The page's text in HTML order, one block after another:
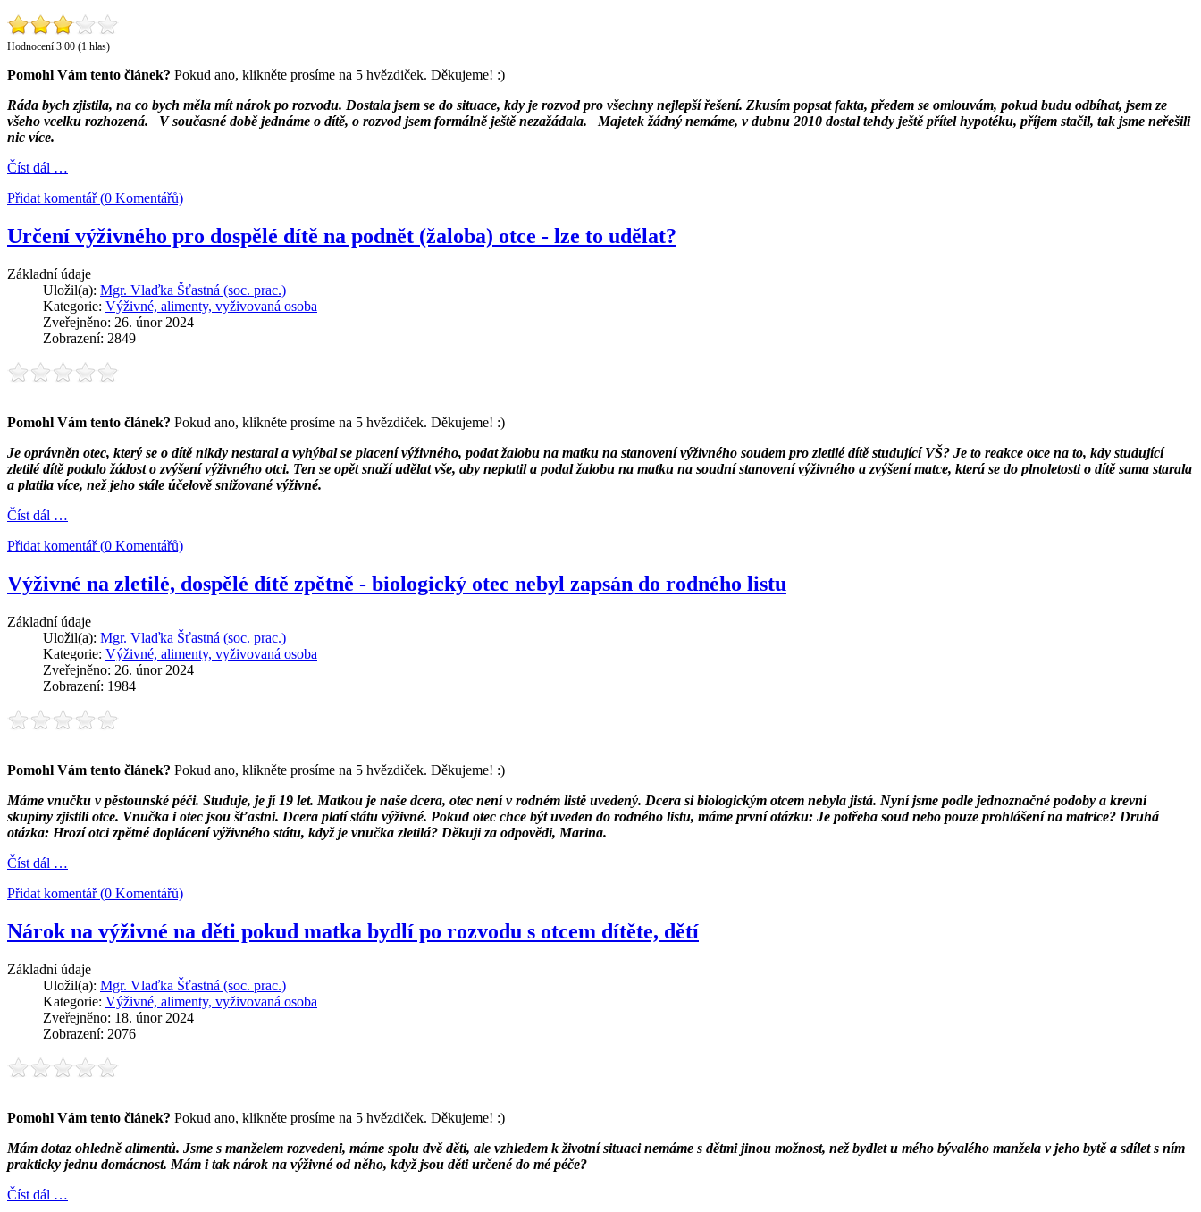
Hodnocení 3.00 (1 hlas)
Pomohl Vám tento článek? Pokud ano, klikněte prosíme na 5 hvězdiček. Děkujeme! :)
Ráda bych zjistila, na co bych měla mít nárok po rozvodu. Dostala jsem se do situace, kdy je rozvod pro všechny nejlepší řešení. Zkusím popsat fakta, předem se omlouvám, pokud budu odbíhat, jsem ze
všeho vcelku rozhozená. V současné době jednáme o dítě, o rozvod jsem formálně ještě nezažádala. Majetek žádný nemáme, v dubnu 2010 dostal tehdy ještě přítel hypotéku, příjem stačil, tak jsme neřešili
nic více.
Číst dál …
Přidat komentář (0 Komentářů)
Určení výživného pro dospělé dítě na podnět (žaloba) otce - lze to udělat?
Základní údaje
Uložil(a): Mgr. Vlaďka Šťastná (soc. prac.)
Kategorie: Výživné, alimenty, vyživovaná osoba
Zveřejněno: 26. únor 2024
Zobrazení: 2849
Pomohl Vám tento článek? Pokud ano, klikněte prosíme na 5 hvězdiček. Děkujeme! :)
Je oprávněn otec, který se o dítě nikdy nestaral a vyhýbal se placení výživného, podat žalobu na matku na stanovení výživného soudem pro zletilé dítě studující VŠ? Je to reakce otce na to, kdy studující
zletilé dítě podalo žádost o zvýšení výživného otci. Ten se opět snaží udělat vše, aby neplatil a podal žalobu na matku na soudní stanovení výživného a zvýšení matce, která se do plnoletosti o dítě sama starala
a platila více, než jeho stále účelově snižované výživné.
Číst dál …
Přidat komentář (0 Komentářů)
Výživné na zletilé, dospělé dítě zpětně - biologický otec nebyl zapsán do rodného listu
Základní údaje
Uložil(a): Mgr. Vlaďka Šťastná (soc. prac.)
Kategorie: Výživné, alimenty, vyživovaná osoba
Zveřejněno: 26. únor 2024
Zobrazení: 1984
Pomohl Vám tento článek? Pokud ano, klikněte prosíme na 5 hvězdiček. Děkujeme! :)
Máme vnučku v pěstounské péči. Studuje, je jí 19 let. Matkou je naše dcera, otec není v rodném listě uvedený. Dcera si biologickým otcem nebyla jistá. Nyní jsme podle jednoznačné podoby a krevní
skupiny zjistili otce. Vnučka i otec jsou šťastni. Dcera platí státu výživné. Pokud otec chce být uveden do rodného listu, máme první otázku: Je potřeba soud nebo pouze prohlášení na matrice? Druhá
otázka: Hrozí otci zpětné doplácení výživného státu, když je vnučka zletilá? Děkuji za odpovědi, Marina.
Číst dál …
Přidat komentář (0 Komentářů)
Nárok na výživné na děti pokud matka bydlí po rozvodu s otcem dítěte, dětí
Základní údaje
Uložil(a): Mgr. Vlaďka Šťastná (soc. prac.)
Kategorie: Výživné, alimenty, vyživovaná osoba
Zveřejněno: 18. únor 2024
Zobrazení: 2076
Pomohl Vám tento článek? Pokud ano, klikněte prosíme na 5 hvězdiček. Děkujeme! :)
Mám dotaz ohledně alimentů. Jsme s manželem rozvedeni, máme spolu dvě děti, ale vzhledem k životní situaci nemáme s dětmi jinou možnost, než bydlet u mého bývalého manžela v jeho bytě a sdílet s ním
prakticky jednu domácnost. Mám i tak nárok na výživné od něho, když jsou děti určené do mé péče?
Číst dál …